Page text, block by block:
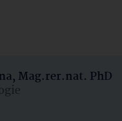
Mag.rer.nat. PhD